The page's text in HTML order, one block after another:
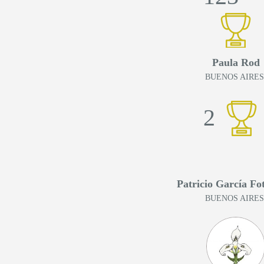
Paula Rod
BUENOS AIRES
2
Patricio García
BUENOS AIRES